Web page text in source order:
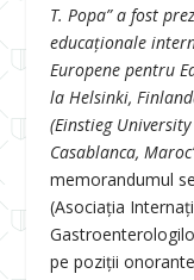
T. Popa” a fost
educaționale
Europene pentru
la Helsinki,
(Einstieg
Casablanca,
memorandumul
(Asociația
pe poziții